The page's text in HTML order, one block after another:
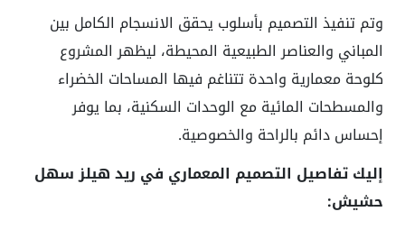
وتم تنفيذ التصميم بأسلوب يحقق الانسجام الكامل بين
المباني والعناصر الطبيعية المحيطة، ليظهر المشروع
كلوحة معمارية واحدة تتناغم فيها المساحات الخضراء
والمسطحات المائية مع الوحدات السكنية، بما يوفر
إحساس دائم بالراحة والخصوصية.
إليك تفاصيل التصميم المعماري في ريد هيلز سهل
حشيش: